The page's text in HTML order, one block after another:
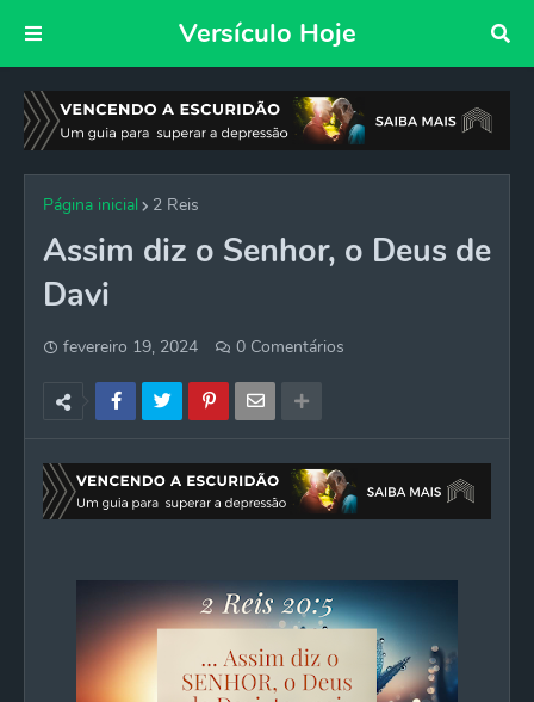
Versículo Hoje
Página inicial 2 Reis
Assim diz o Senhor, o Deus de
Davi
fevereiro 19, 2024 0 Comentários